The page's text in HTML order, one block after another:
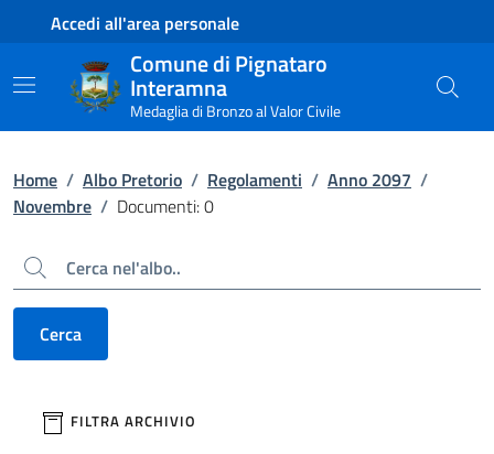
Contenuto principale
Piede di paginaAccedi all'area personale
Comune di Pignataro
Interamna
Medaglia di Bronzo al Valor Civile
Home / Albo Pretorio / Regolamenti / Anno 2097 /
Novembre / Documenti: 0
Cerca
Cerca
filtri da applicare
FILTRA ARCHIVIO